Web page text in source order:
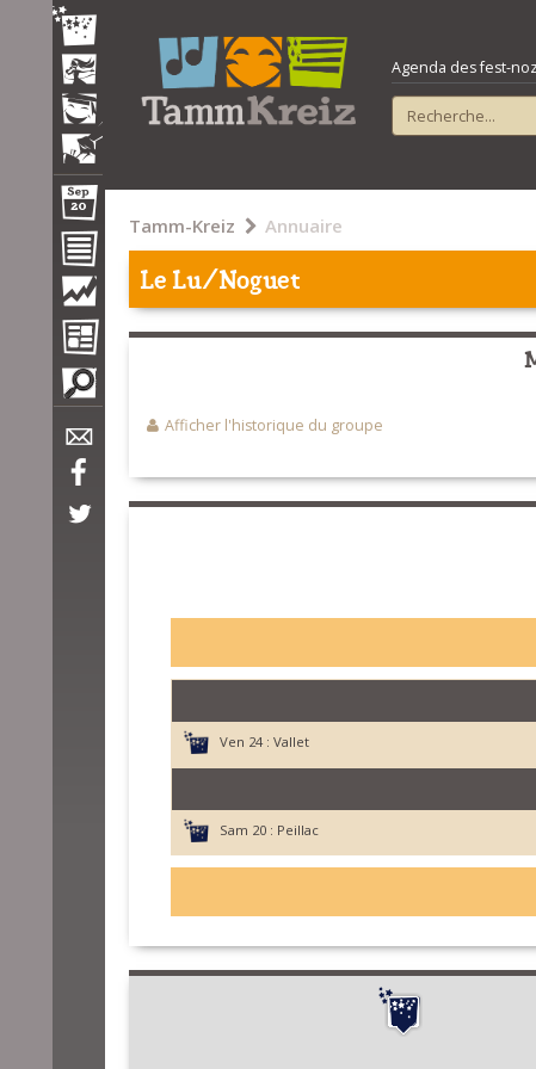
Agenda des fest-
Tamm-Kreiz Annuaire
Le Lu/Noguet
Afficher l'historique du groupe
Ven 24 : Vallet
Sam 20 : Peillac